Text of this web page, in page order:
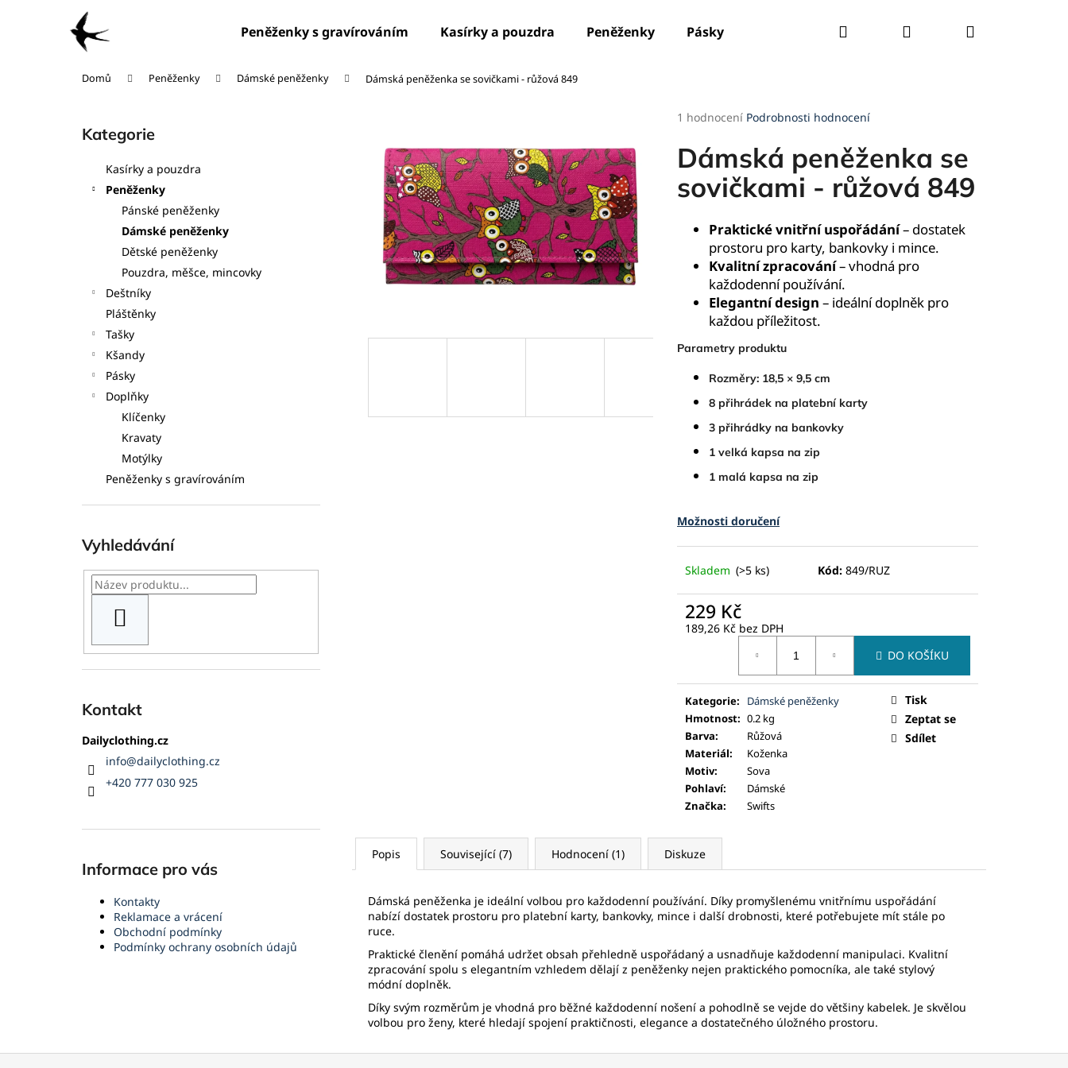
Peněženky s gravírováním Kasírky a pouzdra Peněženky Pásky Kšandy Deštníky
Hledat PřihlášeníNákupní
Domů Peněženky Dámské peněženky Dámská peněženka se sovičkami - růžová 849
Přeskočit
kategorie
Kategorie
Kasírky a pouzdra
Peněženky
Pánské peněženky
Dámské peněženky
Dětské peněženky
Pouzdra, měšce, mincovky
Deštníky
Pláštěnky
Tašky
Kšandy
Pásky
Doplňky
Klíčenky
Kravaty
Motýlky
Peněženky s gravírováním
Vyhledávání
Kontakt
Dailyclothing.cz
info@dailyclothing.cz
+420 777 030 925
Informace pro vás
Kontakty
Reklamace a vrácení
Obchodní podmínky
Podmínky ochrany osobních údajů
Průměrné
produktu
je
z
hvězdiček.
1 hodnocení Podrobnosti hodnocení
Dámská peněženka se
sovičkami - růžová 849
Praktické vnitřní uspořádání– dostatek
prostoru pro karty, bankovky i mince.
Kvalitní zpracování– vhodná pro
každodenní používání.
Elegantní design – ideální doplněk pro
každou příležitost.
Parametry produktu
Rozměry: 18,5 × 9,5 cm
8 přihrádek na platební karty
3 přihrádky na bankovky
1 velká kapsa na zip
1 malá kapsa na zip
Možnosti doručení
Skladem (>5 ks) Kód: 849/RUZ
229 Kč
189,26 Kč bez DPH
DO KOŠÍKU
Kategorie:
Dámské peněženky
Hmotnost: 0.2 kg
Barva:
Růžová
Materiál:
Koženka
Motiv:
Sova
Pohlaví:
Dámské
Značka: Swifts
Tisk
Zeptat se
Sdílet
Popis Související (7) Hodnocení (1) Diskuze
Dámská peněženka je ideální volbou pro každodenní používání. Díky promyšlenému vnitřnímu uspořádání
nabízí dostatek prostoru pro platební karty, bankovky, mince i další drobnosti, které potřebujete mít stále po
ruce.
Praktické členění pomáhá udržet obsah přehledně uspořádaný a usnadňuje každodenní manipulaci. Kvalitní
zpracování spolu s elegantním vzhledem dělají z peněženky nejen praktického pomocníka, ale také stylový
módní doplněk.
Díky svým rozměrům je vhodná pro běžné každodenní nošení a pohodlně se vejde do většiny kabelek. Je skvělou
volbou pro ženy, které hledají spojení praktičnosti, elegance a dostatečného úložného prostoru.
Zpět
Zpět
Co potřebujete najít?
HLEDAT
Doporučujeme